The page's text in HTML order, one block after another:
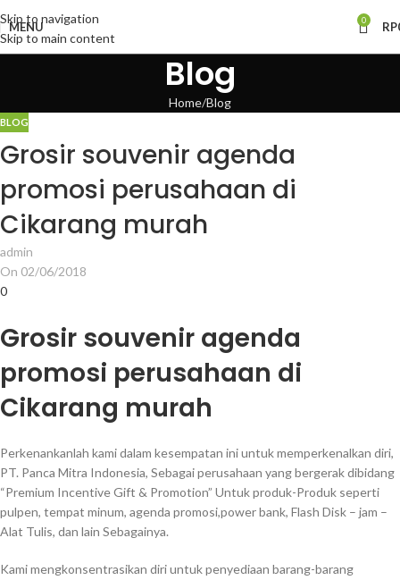
Skip to navigation
Skip to main content
MENU 0 RP
Blog
Home Blog
BLOG
Grosir souvenir agenda
promosi perusahaan di
Cikarang murah
admin
On 02/06/2018
0
Grosir souvenir agenda
promosi perusahaan di
Cikarang murah
Perkenankanlah kami dalam kesempatan ini untuk memperkenalkan diri,
PT. Panca Mitra Indonesia, Sebagai perusahaan yang bergerak dibidang
“Premium Incentive Gift & Promotion” Untuk produk-Produk seperti
pulpen, tempat minum, agenda promosi,power bank, Flash Disk – jam –
Alat Tulis, dan lain Sebagainya.
Kami mengkonsentrasikan diri untuk penyediaan barang-barang